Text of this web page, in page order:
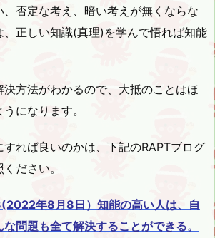
否定な考え、暗い考えが無くならな
、正しい知識(真理)を学んで悟れば知能
方法がわかるので、大抵のことはほ
になります。
れば良いのかは、下記のRAPTブログ
ださい。
年8月8日）知能の高い人は、自
問題も全て解決することができる。